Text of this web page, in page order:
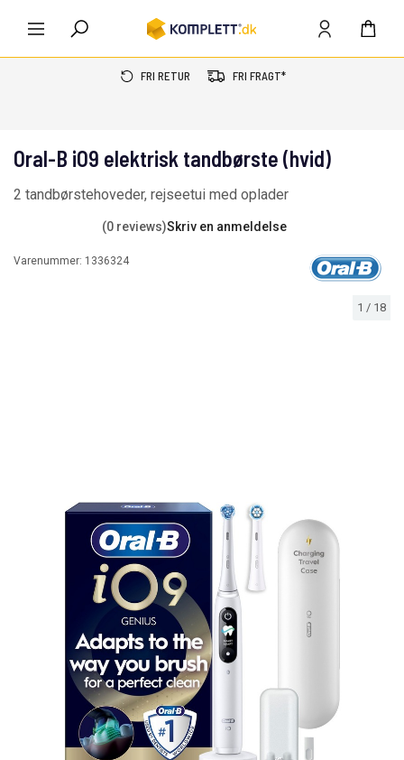
FRI RETUR FRI FRAGT*
1 / 18
Oral-B iO9 elektrisk tandbørste (hvid)
2 tandbørstehoveder, rejseetui med oplader
(0 reviews)Skriv en anmeldelse
Varenummer: 1336324